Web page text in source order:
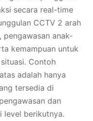
secara real-time
CCTV 2 arah
pengawasan anak-
kemampuan untuk
Contoh
adalah hanya
tersedia di
dan
level berikutnya.